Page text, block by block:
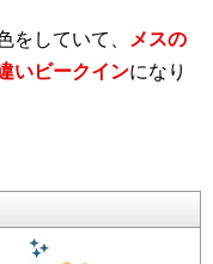
していて、 メスの
いビークインになり